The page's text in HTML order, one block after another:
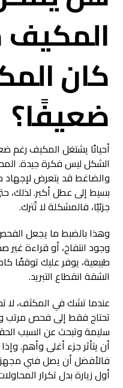
المكيف
كان
ضعيفًا؟
أحيانًا يشتغل المكيف رغم
الشكل ليس فكرة جيدة.
والضاغط قد يتعرض لإجهاد
بسيط إلى عطل أكبر. لذلك،
جزئيًا، فالمشكلة لا تُترك.
وهذا بالضبط ما يجعل
وجود انتفاخ، أو قراءة غير
طبيعية، يوفر عليك توقفًا
الشقة انقطاع التبريد.
عندما تشك في المكثف، لا
تحتاج فقط إلى فحص مرتب
سليمة وتبحث عن السبب
أن يتأثر جزء أغلى وأهم.
فالأفضل أن يصل فني
أول زيارة بدل تكرار